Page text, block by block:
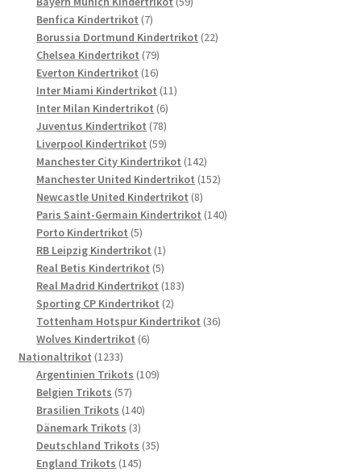
Benfica Kindertrikot 77
Produkte
Borussia Dortmund Kindertrikot 2222
Chelsea Kindertrikot 7979
Produkte
Everton Kindertrikot 1616
Produkte
Inter Miami Kindertrikot 1111
Inter Milan Kindertrikot 66
Produkte
Juventus Kindertrikot 7878
Produkte
Liverpool Kindertrikot 5959
Produkte
Manchester City Kindertrikot 142142
Produkte
Manchester United Kindertrikot 152152
Newcastle United Kindertrikot 88
Produkte
Paris Saint-Germain Kindertrikot 140140
Porto Kindertrikot 55
Produkte
RB Leipzig Kindertrikot 11
Produkt
Real Betis Kindertrikot 55
Produkte
Real Madrid Kindertrikot 183183
Sporting CP Kindertrikot 22
Produkte
Tottenham Hotspur Kindertrikot 3636
Wolves Kindertrikot 66
Nationaltrikot 12331233
Produkte
Argentinien Trikots 109109
Belgien Trikots 5757
Produkte
Brasilien Trikots 140140
Dänemark Trikots 33
Produkte
Deutschland Trikots 3535
England Trikots 145145